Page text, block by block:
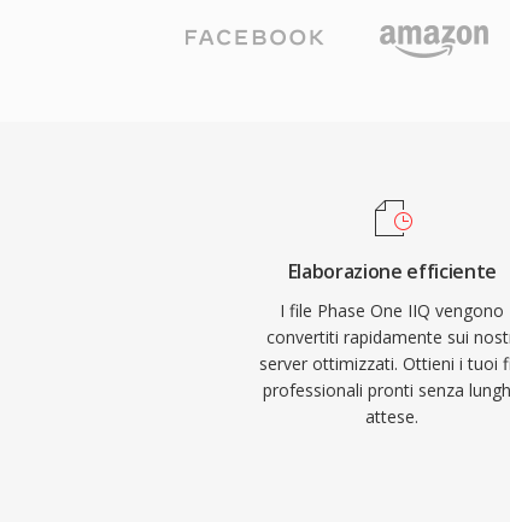
Elaborazione efficiente
I file Phase One IIQ vengono
convertiti rapidamente sui
server ottimizzati. Ottieni i tuoi
professionali pronti senza
attese.